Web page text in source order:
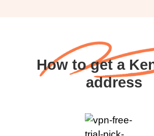
How to get a
address